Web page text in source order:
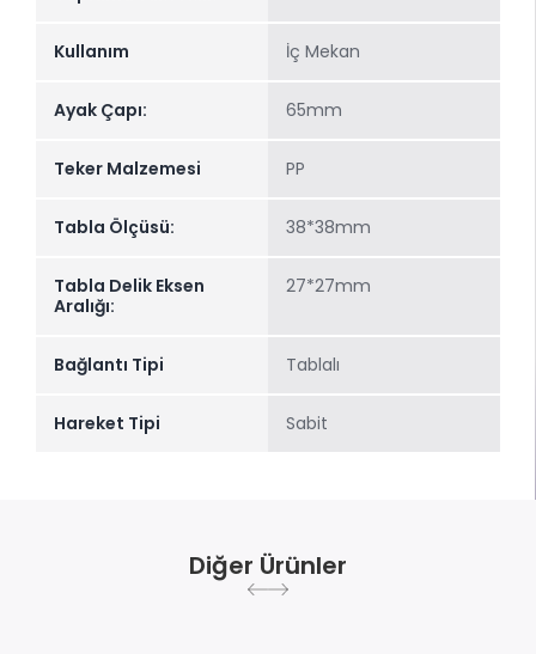
Kullanım İç Mekan
Ayak Çapı: 65mm
Teker Malzemesi PP
Tabla Ölçüsü: 38*38mm
Tabla Delik Eksen
Aralığı:
27*27mm
Bağlantı Tipi Tablalı
Hareket Tipi Sabit
Diğer Ürünler